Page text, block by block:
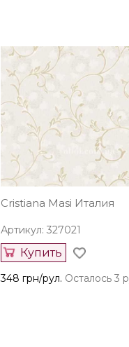
Cristiana Masi Италия
Артикул: 327021
Купить
348 грн/рул. Осталось 3